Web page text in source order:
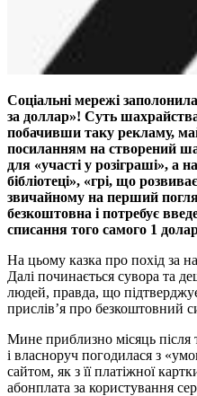
Соціальні мережі
за доллар»! Суть
побачивши таку рекламу,
посиланням на створений
для «участі у розіграші», а
бібліотеці», «грі, що
звичайному на перший
безкоштовна і потребує
списання того самого 1
На цьому казка про похід за
Далі починається сувора та
людей, правда, що
прислів’я про безкоштовний
Мине приблизно місяць після
і власноруч погодилася з
сайтом, як з її платіжної
абонплата за користування